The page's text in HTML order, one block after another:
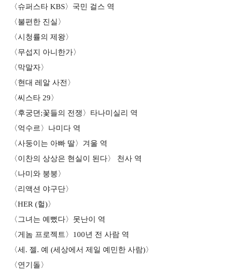
〈슈퍼스타 KBS〉국민 걸스 역
〈불편한 진실〉
〈시청률의 제왕〉
〈무섭지 아니한가〉
〈막말자〉
〈현대 레알 사전〉
〈씨스타 29〉
〈후궁뎐;꽃들의 전쟁〉타나미실리 역
〈억수르〉나미다 역
〈사둥이는 아빠 딸〉겨울 역
〈이찬의 상상은 현실이 된다〉 천사 역
〈나미와 붕붕〉
〈리액션 야구단〉
〈HER (헐)〉
〈그녀는 예뻤다〉못난이 역
〈게놈 프로젝트〉100년 전 사람 역
〈세. 젤. 예 (세상에서 제일 예민한 사람)〉
〈연기돌〉